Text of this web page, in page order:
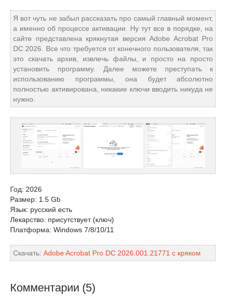
Я вот чуть не забыл рассказать про самый главный момент,
а именно об процессе активации. Ну тут все в порядке, на
сайте представлена крякнутая версия Adobe Acrobat Pro
DC 2026. Все что требуется от конечного пользователя, так
это скачать архив, извлечь файлы, и просто на просто
установить программу. Далее можете преступать к
использованию программы, она будет абсолютно
полностью активирована, никакие ключи вводить никуда не
нужно.
Год: 2026
Размер: 1.5 Gb
Язык: русский есть
Лекарство: присутствует (ключ)
Платформа: Windows 7/8/10/11
Скачать: Adobe Acrobat Pro DC 2026.001.21771 с кряком
Комментарии (5)